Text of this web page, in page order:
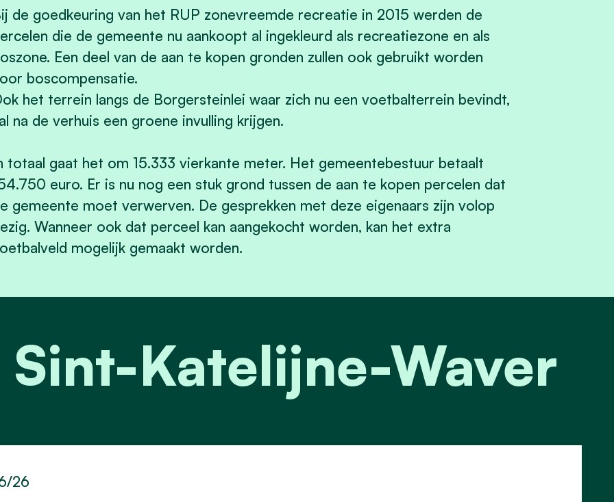
de goedkeuring van het RUP zonevreemde recreatie in 2015 werden de
die de gemeente nu aankoopt al ingekleurd als recreatiezone en als
Een deel van de aan te kopen gronden zullen ook gebruikt worden
boscompensatie.
het terrein langs de Borgersteinlei waar zich nu een voetbalterrein bevindt,
na de verhuis een groene invulling krijgen.
totaal gaat het om 15.333 vierkante meter. Het gemeentebestuur betaalt
euro. Er is nu nog een stuk grond tussen de aan te kopen percelen dat
gemeente moet verwerven. De gesprekken met deze eigenaars zijn volop
Wanneer ook dat perceel kan aangekocht worden, kan het extra
mogelijk gemaakt worden.
Katelijne-Waver
26